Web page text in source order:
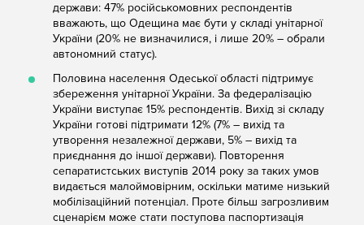
держави: 47% російськомовних респондентів
вважають, що Одещина має бути у складі унітарної
України (20% не визначилися, і лише 20% – обрали
автономний статус).
Половина населення Одеської області підтримує
збереження унітарної України. За федералізацію
України виступає 15% респондентів. Вихід зі складу
України готові підтримати 12% (7% – вихід та
утворення незалежної держави, 5% – вихід та
приєднання до іншої держави). Повторення
сепаратистських виступів 2014 року за таких умов
видається малоймовірним, оскільки матиме низький
мобілізаційний потенціал. Проте більш загрозливим
сценарієм може стати поступова паспортизація